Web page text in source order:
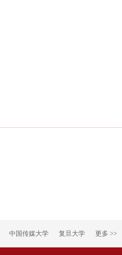
共青
中国传媒大学 复旦大学 更多 >>